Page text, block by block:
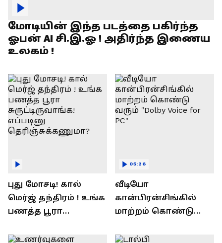
மோடியின் இந்த படத்தை பகிர்ந்த
ஓபன் AI சி.இ.ஓ ! அதிர்ந்த இணைய
உலகம் !
புது மோசடி! கால்
மெர்ஜ் தந்திரம் ! உங்க
பணத்த பூரா
எப்படினு
வீடியோ
கான்பிரன்சிங்கில்
மாற்றம் கொண்டு
PC"
05:26